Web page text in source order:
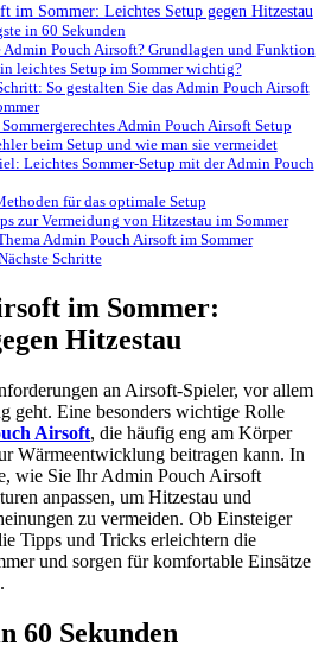
im Sommer: Leichtes Setup gegen Hitzestau
in 60 Sekunden
Admin Pouch Airsoft? Grundlagen und Funktion
leichtes Setup im Sommer wichtig?
So gestalten Sie das Admin Pouch Airsoft
Admin Pouch Airsoft Setup
beim Setup und wie man sie vermeidet
Leichtes Sommer-Setup mit der Admin Pouch
für das optimale Setup
zur Vermeidung von Hitzestau im Sommer
Admin Pouch Airsoft im Sommer
Schritte
im Sommer:
Hitzestau
an Airsoft-Spieler, vor allem
geht. Eine besonders wichtige Rolle
Airsoft, die häufig eng am Körper
Wärmeentwicklung beitragen kann. In
wie Sie Ihr Admin Pouch Airsoft
anpassen, um Hitzestau und
zu vermeiden. Ob Einsteiger
Tipps und Tricks erleichtern die
und sorgen für komfortable Einsätze
60 Sekunden